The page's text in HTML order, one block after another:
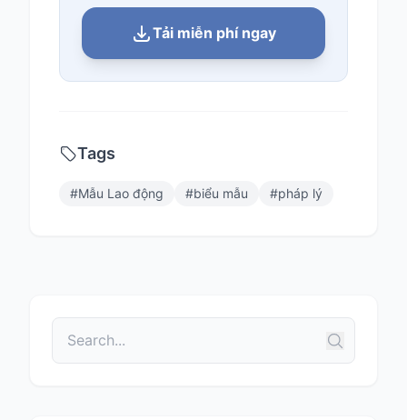
Tải miễn phí ngay
Tags
#Mẫu Lao động #biểu mẫu #pháp lý